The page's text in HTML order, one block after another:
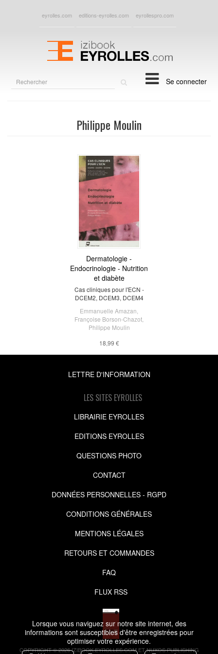
Lorsque vous naviguez sur notre site internet, des
informations sont susceptibles d'être enregistrées pour
optimiser votre expérience.
eyrolles.com editions-eyrolles.com eyrollespro.com
Se connecter
Philippe Moulin
Dermatologie -
Endocrinologie - Nutrition
et diabète
Cas cliniques pour l'ECN -
DCEM2, DCEM3, DCEM4
Emmanuelle Amazan
Françoise Borson-Chazot
Philippe Moulin
18,99 €
LETTRE D'INFORMATION
LES SITES EYROLLES
LIBRAIRIE EYROLLES
EDITIONS EYROLLES
QUESTIONS PHOTO
CONTACT
DONNÉES PERSONNELLES - RGPD
CONDITIONS GÉNÉRALES
MENTIONS LÉGALES
RETOURS ET COMMANDES
FAQ
FLUX RSS
COPYRIGHT © 2026 IZIBOOK.EYROLLES.COM ET NUXOS PUBLISHING